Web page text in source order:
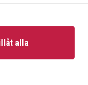
alla